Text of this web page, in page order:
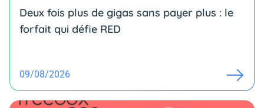
Deux fois plus de gigas sans payer plus : le
forfait qui défie RED
09/08/2026